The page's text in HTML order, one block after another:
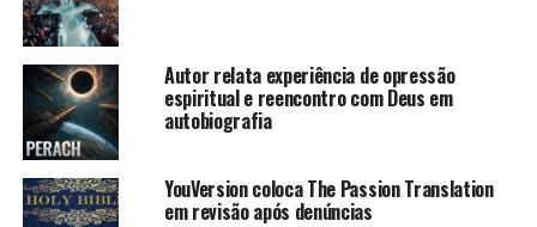
Autor relata experiência de opressão
espiritual e reencontro com Deus em
autobiografia
YouVersion coloca The Passion Translation
em revisão após denúncias